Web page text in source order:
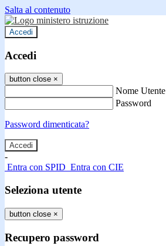
Salta al contenuto
Accedi
Accedi
button close ×
Nome Utente
Password
Password dimenticata?
-
Entra con SPID Entra con CIE
Seleziona utente
button close ×
Recupero password